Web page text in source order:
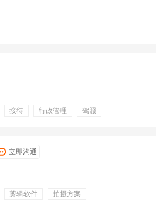
接待 行政管理
驾照
立即沟通
剪辑软件
拍摄方案